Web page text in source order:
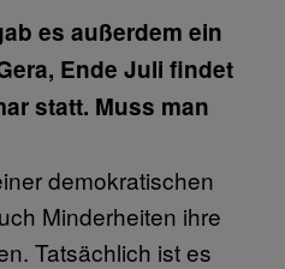
es außerdem ein
Ende Juli findet
statt. Muss man
demokratischen
Minderheiten ihre
Tatsächlich ist es